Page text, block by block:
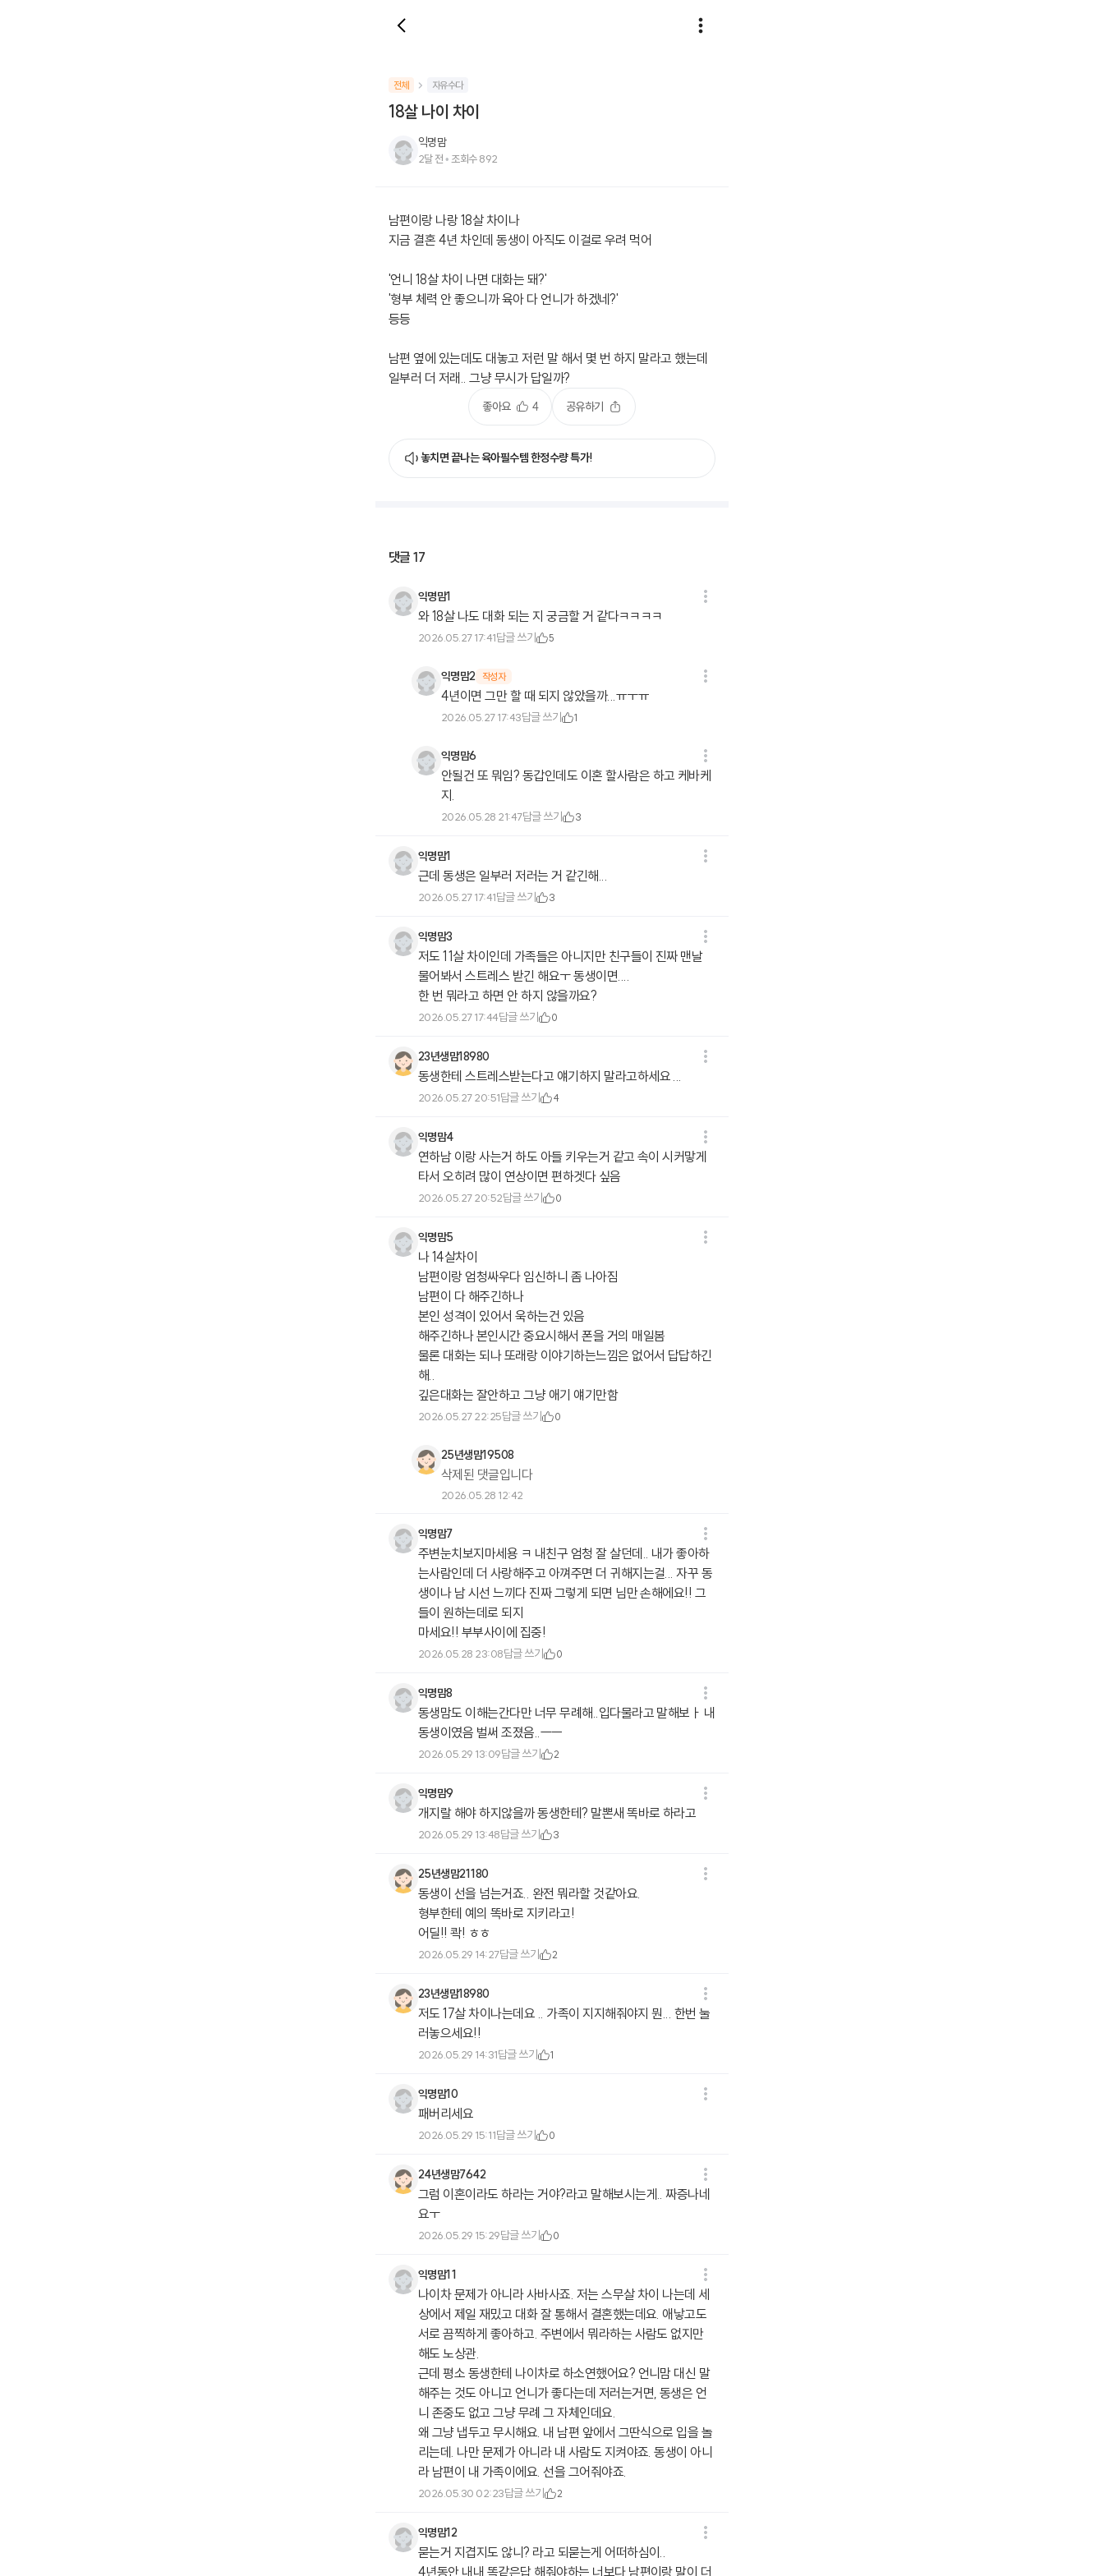
전체 자유수다
18살 나이 차이
익명맘
2달 전 • 조회수892
남편이랑 나랑 18살 차이나
지금 결혼 4년 차인데 동생이 아직도 이걸로 우려 먹어
'언니 18살 차이 나면 대화는 돼?'
'형부 체력 안 좋으니까 육아 다 언니가 하겠네?'
등등
남편 옆에 있는데도 대놓고 저런 말 해서 몇 번 하지 말라고 했는데
일부러 더 저래.. 그냥 무시가 답일까?
좋아요 4 공유하기
놓치면 끝나는 육아필수템 한정수량 특가!
댓글17
익명맘1
와 18살 나도 대화 되는 지 궁금할 거 같다ㅋㅋㅋㅋ
2026.05.27 17:41답글 쓰기 5
익명맘2 작성자
4년이면 그만 할 때 되지 않았을까...ㅠㅜㅠ
2026.05.27 17:43답글 쓰기 1
익명맘6
안될건 또 뭐임? 동갑인데도 이혼 할사람은 하고 케바케
지.
2026.05.28 21:47답글 쓰기 3
익명맘1
근데 동생은 일부러 저러는 거 같긴해...
2026.05.27 17:41답글 쓰기 3
익명맘3
저도 11살 차이인데 가족들은 아니지만 친구들이 진짜 맨날
물어봐서 스트레스 받긴 해요ㅜ 동생이면....
한 번 뭐라고 하면 안 하지 않을까요?
2026.05.27 17:44답글 쓰기 0
23년생맘18980
동생한테 스트레스받는다고 얘기하지 말라고하세요 ...
2026.05.27 20:51답글 쓰기 4
익명맘4
연하남 이랑 사는거 하도 아들 키우는거 같고 속이 시커맣게
타서 오히려 많이 연상이면 편하겟다 싶음
2026.05.27 20:52답글 쓰기 0
익명맘5
나 14살차이
남편이랑 엄청싸우다 임신하니 좀 나아짐
남편이 다 해주긴하나
본인 성격이 있어서 욱하는건 있음
해주긴하나 본인시간 중요시해서 폰을 거의 매일봄
물론 대화는 되나 또래랑 이야기하는느낌은 없어서 답답하긴
해..
깊은대화는 잘안하고 그냥 애기 얘기만함
2026.05.27 22:25답글 쓰기 0
25년생맘19508
삭제된 댓글입니다
2026.05.28 12:42
익명맘7
주변눈치보지마세용 ㅋ 내친구 엄청 잘 살던데.. 내가 좋아하
는사람인데 더 사랑해주고 아껴주면 더 귀해지는걸... 자꾸 동
생이나 남 시선 느끼다 진짜 그렇게 되면 님만 손해에요!! 그
들이 원하는데로 되지
마세요!! 부부사이에 집중!
2026.05.28 23:08답글 쓰기 0
익명맘8
동생맘도 이해는간다만 너무 무례해..입다물라고 말해보ㅏ 내
동생이였음 벌써 조졌음..ㅡㅡ
2026.05.29 13:09답글 쓰기 2
익명맘9
개지랄 해야 하지않을까 동생한테? 말뽄새 똑바로 하라고
2026.05.29 13:48답글 쓰기 3
25년생맘21180
동생이 선을 넘는거죠.. 완전 뭐라할 것같아요.
형부한테 예의 똑바로 지키라고!
어딜!! 콱! ㅎㅎ
2026.05.29 14:27답글 쓰기 2
23년생맘18980
저도 17살 차이나는데요 .. 가족이 지지해줘야지 뭔... 한번 눌
러놓으세요!!
2026.05.29 14:31답글 쓰기 1
익명맘10
패버리세요
2026.05.29 15:11답글 쓰기 0
24년생맘7642
그럼 이혼이라도 하라는 거야?라고 말해보시는게.. 짜증나네
요ㅜ
2026.05.29 15:29답글 쓰기 0
익명맘11
나이차 문제가 아니라 사바사죠. 저는 스무살 차이 나는데 세
상에서 제일 재밌고 대화 잘 통해서 결혼했는데요. 애낳고도
서로 끔찍하게 좋아하고. 주변에서 뭐라하는 사람도 없지만
해도 노상관.
근데 평소 동생한테 나이차로 하소연했어요? 언니맘 대신 말
해주는 것도 아니고 언니가 좋다는데 저러는거면, 동생은 언
니 존중도 없고 그냥 무례 그 자체인데요.
왜 그냥 냅두고 무시해요. 내 남편 앞에서 그딴식으로 입을 놀
리는데. 나만 문제가 아니라 내 사람도 지켜야죠. 동생이 아니
라 남편이 내 가족이에요. 선을 그어줘야죠.
2026.05.30 02:23답글 쓰기 2
익명맘12
묻는거 지겹지도 않니? 라고 되묻는게 어떠하심이..
4년동안 내내 똑같은답 해줘야하는 너보다 남편이랑 말이 더